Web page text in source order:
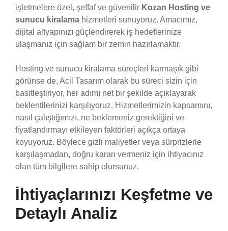
işletmelere özel, şeffaf ve güvenilir Kozan Hosting ve
sunucu kiralama hizmetleri sunuyoruz. Amacımız,
dijital altyapınızı güçlendirerek iş hedeflerinize
ulaşmanız için sağlam bir zemin hazırlamaktır.
Hosting ve sunucu kiralama süreçleri karmaşık gibi
görünse de, Acil Tasarım olarak bu süreci sizin için
basitleştiriyor, her adımı net bir şekilde açıklayarak
beklentilerinizi karşılıyoruz. Hizmetlerimizin kapsamını,
nasıl çalıştığımızı, ne beklemeniz gerektiğini ve
fiyatlandırmayı etkileyen faktörleri açıkça ortaya
koyuyoruz. Böylece gizli maliyetler veya sürprizlerle
karşılaşmadan, doğru kararı vermeniz için ihtiyacınız
olan tüm bilgilere sahip olursunuz.
İhtiyaçlarınızı Keşfetme ve
Detaylı Analiz